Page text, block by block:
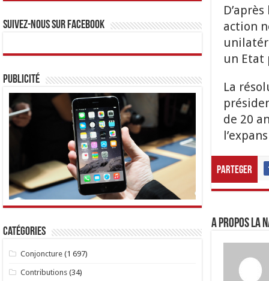
action
un Etat
La
de 20
Parteger
A propos LA
Suivez-nous sur Facebook
Publicité
Catégories
Conjoncture (1 697)
Contributions (34)